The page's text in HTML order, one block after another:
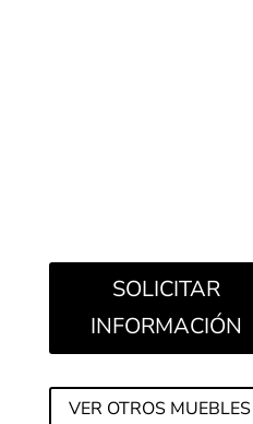
SOLICITAR
INFORMACIÓN
VER OTROS